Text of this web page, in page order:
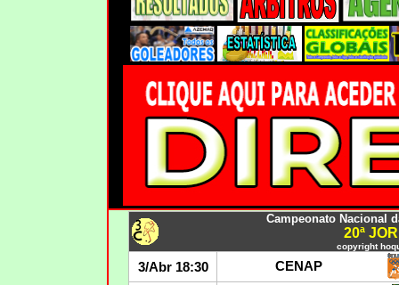
Campeonato Nacional
20ª
copyright
3/Abr 18:30 CENAP